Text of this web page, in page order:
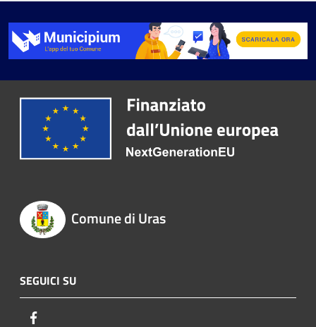
Comune di Uras
SEGUICI SU